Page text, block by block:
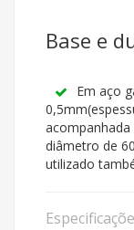
Base e
Em aço
diâmetro de
utilizado